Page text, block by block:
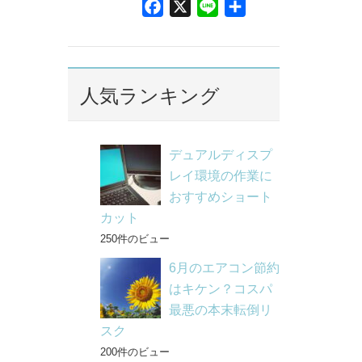
c
e
b
n
e
人気ランキング
デュアルディスプ
レイ環境の作業に
おすすめショート
カット
250件のビュー
6月のエアコン節約
はキケン？コスパ
最悪の本末転倒リ
スク
200件のビュー